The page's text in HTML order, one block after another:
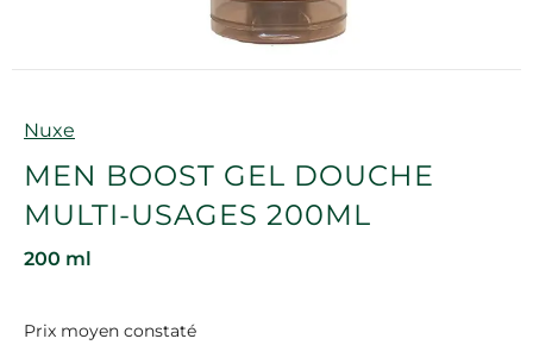
Marque
Nuxe
MEN BOOST GEL DOUCHE
MULTI-USAGES 200ML
200 ml
Prix moyen constaté